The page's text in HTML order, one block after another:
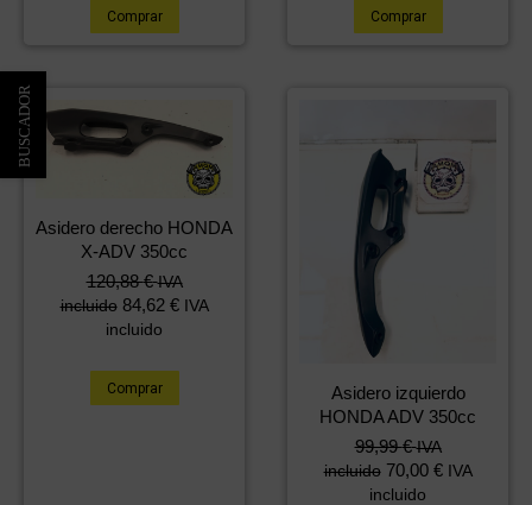
Comprar Comprar
Asidero derecho HONDA
X-ADV 350cc
120,88€ IVA
incluido 84,62 € IVA
incluido
Comprar
Asidero izquierdo
HONDA ADV 350cc
99,99€ IVA
incluido 70,00 € IVA
incluido